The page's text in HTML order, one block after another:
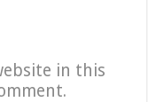
in this